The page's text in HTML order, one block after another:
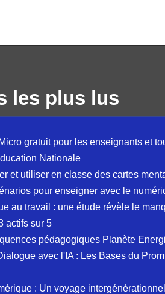
les plus lus
gratuit pour les enseignants et
Nationale
et utiliser en classe des cartes
pour enseigner avec le
au travail : une étude révèle le
actifs sur 5
pédagogiques Planète
avec l'IA : Les Bases du
: Un voyage